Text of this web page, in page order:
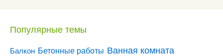
Популярные темы
Балкон Бетонные работы Ванная комната